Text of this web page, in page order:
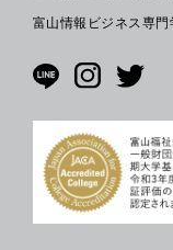
富山情報ビジネス専門